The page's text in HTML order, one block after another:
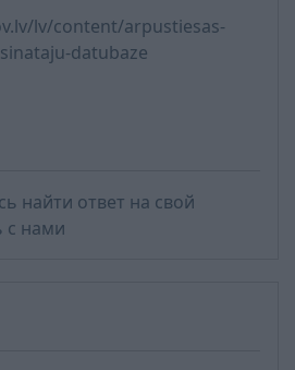
lv/content/arpustiesas-
datubaze
найти ответ на свой
с нами